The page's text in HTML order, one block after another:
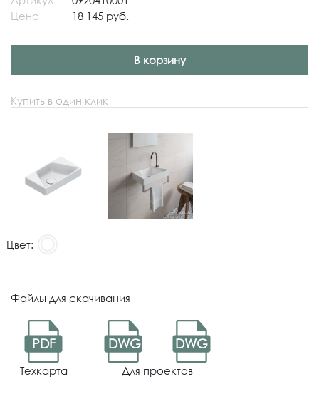
Цена
18 145 руб.
В корзину
Купить в один клик
Цвет:
Файлы для скачивания
PDF
Техкарта
DWG DWG
Для проектов